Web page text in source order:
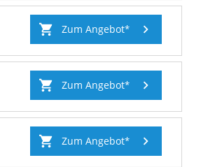
Zum Angebot
Zum Angebot
Zum Angebot